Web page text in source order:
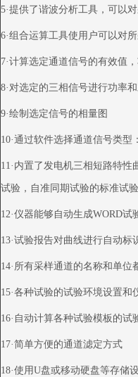
5·提供了谐波分析工具，可以
6·组合运算工具使用户可以对
7·计算选定通道信号的有效值
8·对选定的三相信号进行功率
9·绘制选定信号的相量图
10·通过软件选择通道信号类型
11·内置了发电机三相短路特
试验，自准同期试验的标准试
12·仪器能够自动生成WORD试
13·试验报告对曲线进行自动
14·所有采样通道的名称和单位
15·各种试验的试验环境设置和
16·自动计算各种试验模板的试
17·简单方便的通道滤定方式
18·使用U盘或移动硬盘等存储